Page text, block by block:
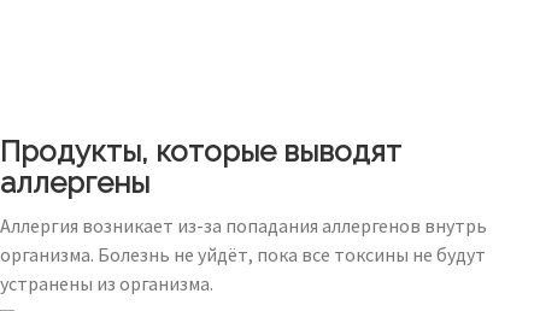
Продукты, которые выводят
аллергены
Аллергия возникает из-за попадания аллергенов внутрь
организма. Болезнь не уйдёт, пока все токсины не будут
устранены из организма.